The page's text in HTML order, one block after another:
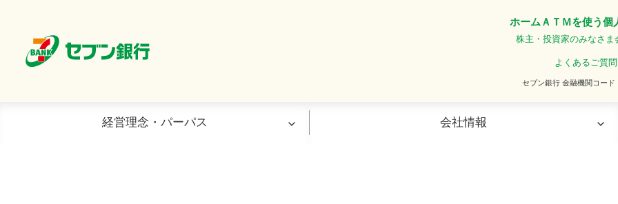
ホーム ＡＴＭを使う個
株主・投資家のみなさま
よくあるご質問
セブン銀行 金融機関コード
経営理念・パーパス 会社情報